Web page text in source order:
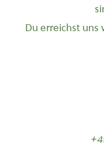
Du erreichst uns